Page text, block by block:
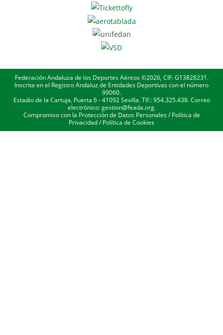
Federación Andaluza de los Deportes Aéreos ©2026, CIF: G13828231.
Inscrita en el Registro Andaluz de Entidades Deportivas con el número
99060.
Estadio de la Cartuja, Puerta 6 - 41092 Sevilla. Tlf.: 954.325.438. Correo
electrónico: gestion@feada.org.
Compromiso con la Protección de Datos Personales/Política de
Privacidad/Política de Cookies